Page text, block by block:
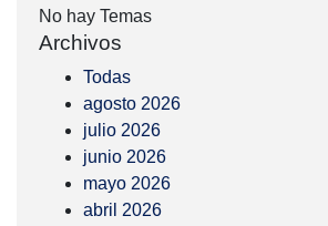
No hay Temas
Archivos
Todas
agosto 2026
julio 2026
junio 2026
mayo 2026
abril 2026